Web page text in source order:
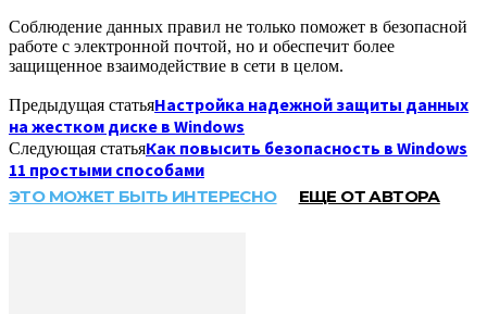
Соблюдение данных правил не только поможет в безопасной
работе с электронной почтой, но и обеспечит более
защищенное взаимодействие в сети в целом.
Предыдущая статьяНастройка надежной защиты данных
на жестком диске в Windows
Следующая статьяКак повысить безопасность в Windows
11 простыми способами
ЭТО МОЖЕТ БЫТЬ ИНТЕРЕСНО ЕЩЕ ОТ АВТОРА